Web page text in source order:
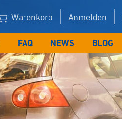
Warenkorb Anmelden
FAQ NEWS BLOG